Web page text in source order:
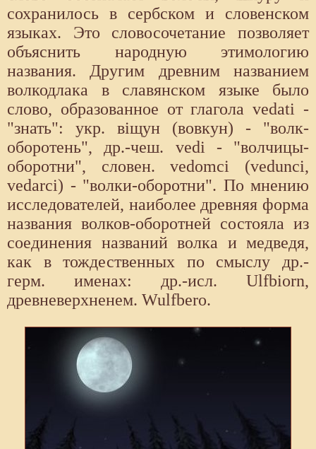
сохранилось в сербском и словенском
языках. Это словосочетание позволяет
объяснить народную этимологию
названия. Другим древним названием
волкодлака в славянском языке было
слово, образованное от глагола vedati -
"знать": укр. вiщун (вовкун) - "волк-
оборотень", др.-чеш. vedi - "волчицы-
оборотни", словен. vedomci (vedunci,
vedarci) - "волки-оборотни". По мнению
исследователей, наиболее древняя форма
названия волков-оборотней состояла из
соединения названий волка и медведя,
как в тождественных по смыслу др.-
герм. именах: др.-исл. Ulfbiorn,
древневерхненем. Wulfbero.